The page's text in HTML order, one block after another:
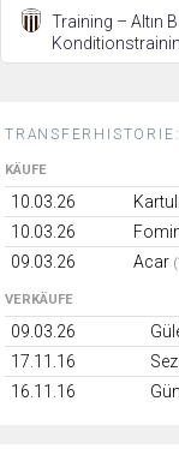
Training – Altın
TRANSFERHISTORIE:
KÄUFE
10.03.26
10.03.26
09.03.26
Acar
VERKÄUFE
09.03.26
17.11.16
16.11.16